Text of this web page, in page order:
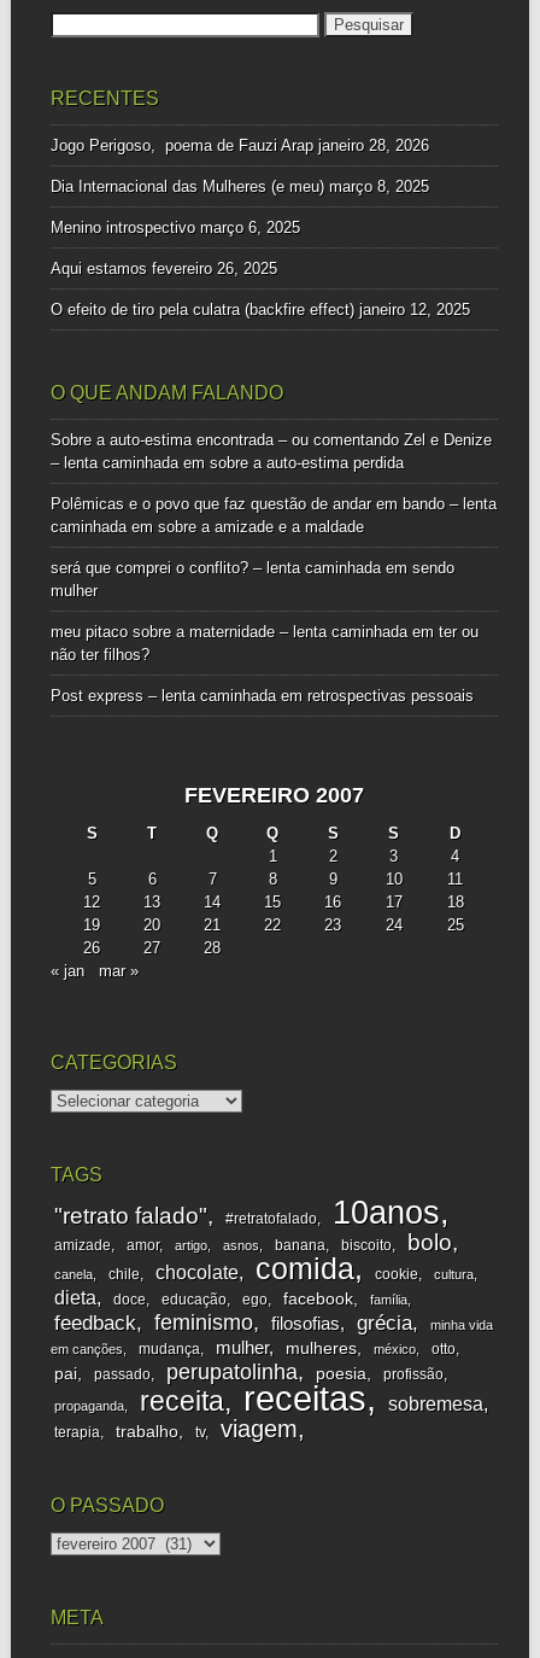
RECENTES
Jogo Perigoso, poema de Fauzi Arap janeiro 28, 2026
Dia Internacional das Mulheres (e meu) março 8, 2025
Menino introspectivo março 6, 2025
Aqui estamos fevereiro 26, 2025
O efeito de tiro pela culatra (backfire effect) janeiro 12, 2025
O QUE ANDAM FALANDO
Sobre a auto-estima encontrada – ou comentando Zel e Denize
– lenta caminhadaem sobre a auto-estima perdida
Polêmicas e o povo que faz questão de andar em bando – lenta
caminhadaem sobre a amizade e a maldade
será que comprei o conflito? – lenta caminhadaem sendo
mulher
meu pitaco sobre a maternidade – lenta caminhadaem ter ou
não ter filhos?
Post express – lenta caminhadaem retrospectivas pessoais
FEVEREIRO 2007
S T Q Q S S
D
1
2 3
4
5
6 7 8 9 10
11
12
13 14 15 16 17
18
19
20 21 22 23 24
25
26
27
28
« jan
mar »
CATEGORIAS
categorias
TAGS
"retrato falado" #retratofalado 10anos
amizade amor artigo asnos banana biscoito bolo
canela chile chocolate comida cookie cultura
dieta doce educação ego facebook família
feedback feminismo filosofias grécia
minha vida
em canções
mudança mulher mulheres méxico otto
pai passado perupatolinha poesia profissão
propaganda receita receitas sobremesa
terapia trabalho tv viagem
O PASSADO
o
META